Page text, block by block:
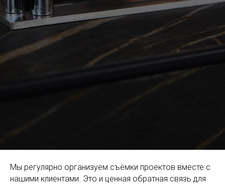
Мы регулярно организуем съёмки проектов вместе с
нашими клиентами. Это и ценная обратная связь для